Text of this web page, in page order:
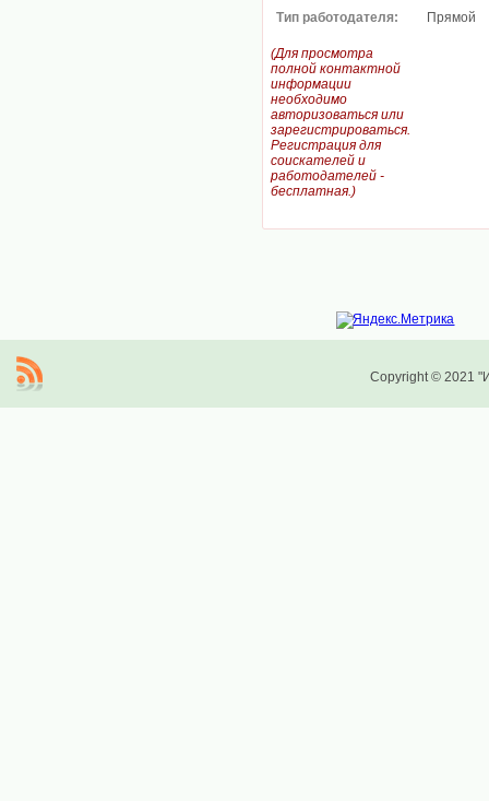
Тип работодателя: Прямой
(Для просмотра
полной контактной
информации
необходимо
авторизоваться или
зарегистрироваться.
Регистрация для
соискателей и
работодателей -
бесплатная.)
Copyright © 2021